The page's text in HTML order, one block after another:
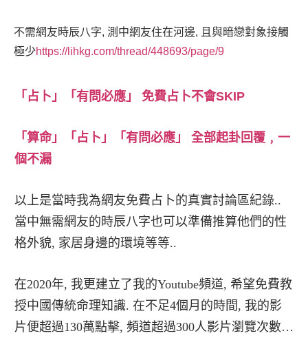
不需網友時辰八字, 測中網友住在河邊, 且與暗戀對象接觸
極少https://lihkg.com/thread/448693/page/9
「占卜」「有問必應」 免費占卜不會SKIP
「算命」「占卜」「有問必應」 全部起卦回覆﹐一
個不漏
以上是當時我為網友免費占卜的真實討論區紀錄..
當中無需網友的時辰八字也可以準備推算他們的性
格外貌, 家居身邊的環境等等..
在2020年, 我更建立了我的Youtube頻道, 希望免費教
授中國傳統命理知識. 在不足4個月的時間, 我的影
片便超過130萬點擊, 頻道超過300人影片瀏覽次數…